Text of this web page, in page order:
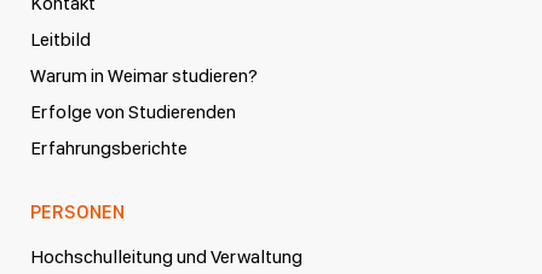
Leitbild
Warum in Weimar studieren?
Erfolge von Studierenden
Erfahrungsberichte
PERSONEN
Hochschulleitung und Verwaltung